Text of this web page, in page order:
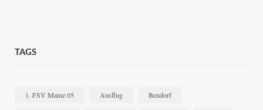
TAGS
1. FSV Mainz 05 Ausflug Bendorf